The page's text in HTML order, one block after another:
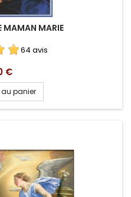
MAMAN MARIE
64 avis
€
au panier